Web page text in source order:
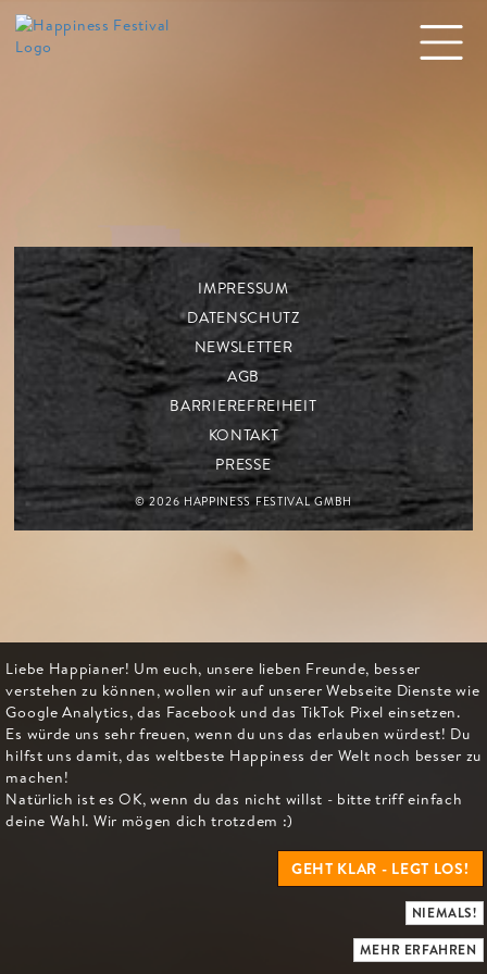
IMPRESSUM
DATENSCHUTZ
NEWSLETTER
AGB
BARRIEREFREIHEIT
KONTAKT
PRESSE
© 2026 HAPPINESS FESTIVAL GMBH
Liebe Happianer! Um euch, unsere lieben Freunde, besser
verstehen zu können, wollen wir auf unserer Webseite Dienste wie
Google Analytics, das Facebook und das TikTok Pixel einsetzen.
Es würde uns sehr freuen, wenn du uns das erlauben würdest! Du
hilfst uns damit, das weltbeste Happiness der Welt noch besser zu
machen!
Natürlich ist es OK, wenn du das nicht willst - bitte triff einfach
deine Wahl. Wir mögen dich trotzdem :)
GEHT KLAR - LEGT LOS!
NIEMALS!
MEHR ERFAHREN